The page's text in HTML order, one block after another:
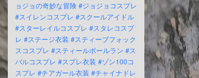
ョジョの奇妙な冒険 #ジョジョコスプレ
#スイレンコスプレ #スクールアイドル
#スターレイルコスプレ #スタレコスプ
レ #ステージ衣装 #スティーブフォック
スコスプレ #スティールボールラン #ス
バルコスプレ #スプレ衣装 #ゾン100コ
スプレ #チアガール衣装 #チャイナドレ